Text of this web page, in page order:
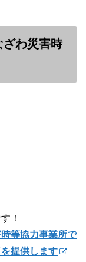
ざわ災害時
！
等協力事業所で
提供します